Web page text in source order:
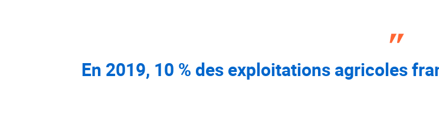
En 2019, 10 % des exploitations agricoles